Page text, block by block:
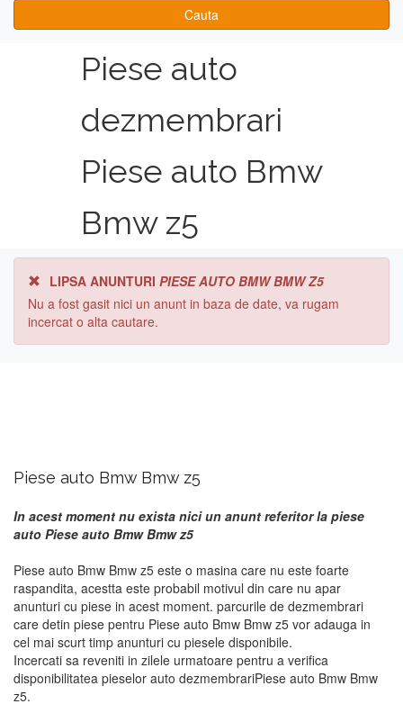
Cauta
Piese auto
dezmembrari
Piese auto Bmw
Bmw z5
LIPSA ANUNTURI PIESE AUTO BMW BMW Z5
Nu a fost gasit nici un anunt in baza de date, va rugam
incercat o alta cautare.
Piese auto Bmw Bmw z5
In acest moment nu exista nici un anunt referitor la piese
auto Piese auto Bmw Bmw z5
Piese auto Bmw Bmw z5 este o masina care nu este foarte
raspandita, acestta este probabil motivul din care nu apar
anunturi cu piese in acest moment. parcurile de dezmembrari
care detin piese pentru Piese auto Bmw Bmw z5 vor adauga in
cel mai scurt timp anunturi cu piesele disponibile.
Incercati sa reveniti in zilele urmatoare pentru a verifica
disponibilitatea pieselor auto dezmembrariPiese auto Bmw Bmw
z5.